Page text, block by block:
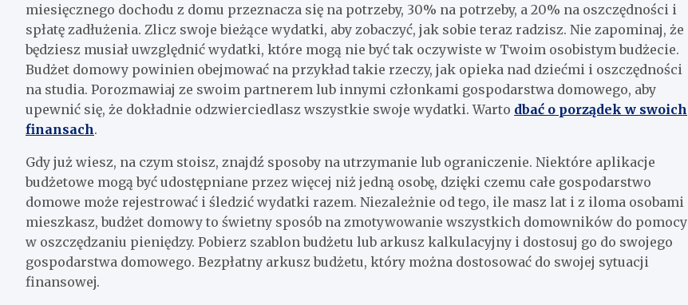
miesięcznego dochodu z domu przeznacza się na potrzeby, 30% na potrzeby, a 20% na oszczędności i
spłatę zadłużenia. Zlicz swoje bieżące wydatki, aby zobaczyć, jak sobie teraz radzisz. Nie zapominaj, że
będziesz musiał uwzględnić wydatki, które mogą nie być tak oczywiste w Twoim osobistym budżecie.
Budżet domowy powinien obejmować na przykład takie rzeczy, jak opieka nad dziećmi i oszczędności
na studia. Porozmawiaj ze swoim partnerem lub innymi członkami gospodarstwa domowego, aby
upewnić się, że dokładnie odzwierciedlasz wszystkie swoje wydatki. Warto dbać o porządek w swoich
finansach.
Gdy już wiesz, na czym stoisz, znajdź sposoby na utrzymanie lub ograniczenie. Niektóre aplikacje
budżetowe mogą być udostępniane przez więcej niż jedną osobę, dzięki czemu całe gospodarstwo
domowe może rejestrować i śledzić wydatki razem. Niezależnie od tego, ile masz lat i z iloma osobami
mieszkasz, budżet domowy to świetny sposób na zmotywowanie wszystkich domowników do pomocy
w oszczędzaniu pieniędzy. Pobierz szablon budżetu lub arkusz kalkulacyjny i dostosuj go do swojego
gospodarstwa domowego. Bezpłatny arkusz budżetu, który można dostosować do swojej sytuacji
finansowej.